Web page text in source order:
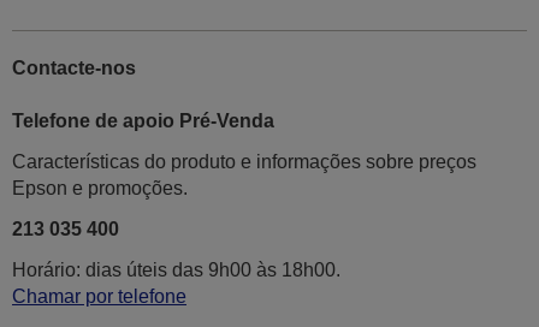
Contacte-nos
Telefone de apoio Pré-Venda
Características do produto e informações sobre preços
Epson e promoções.
213 035 400
Horário: dias úteis das 9h00 às 18h00.
Chamar por telefone